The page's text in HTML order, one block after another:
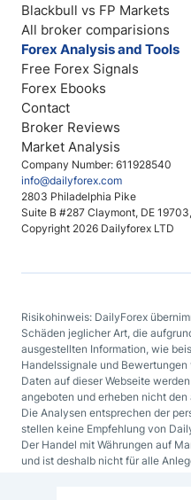
Company Number: 611928540
info@dailyforex.com
2803 Philadelphia Pike
Suite B #287 Claymont, DE
Copyright 2026 Dailyforex LTD
Blackbull vs FP Markets
All broker comparisions
Forex Analysis and Tools
Free Forex Signals
Forex Ebooks
Contact
Broker Reviews
Market Analysis
Risikohinweis: DailyForex
Schäden jeglicher Art, die
ausgestellten Information, wie
Handelssignale und
Daten auf dieser Webseite
angeboten und erheben nicht
Die Analysen entsprechen der
stellen keine Empfehlung von
Der Handel mit Währungen auf
und ist deshalb nicht für alle